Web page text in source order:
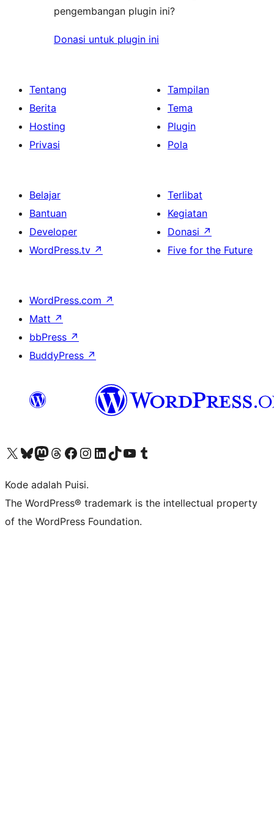
pengembangan plugin ini?
Donasi untuk plugin ini
Tentang
Berita
Hosting
Privasi
Tampilan
Tema
Plugin
Pola
Belajar
Bantuan
Developer
WordPress.tv ↗
Terlibat
Kegiatan
Donasi ↗
Five for the Future
WordPress.com ↗
Matt ↗
bbPress ↗
BuddyPress ↗
Kunjungi akun X (sebelumnya Twitter) kamiVisit our Bluesky account
Kunjungi akun Mastodon kami
Visit our Threads account
Kunjungi halaman Facebook kamiKunjungi akun Instagram kamiKunjungi akun LinkedIn kami
Visit our TikTok account
Kunjungi channel YouTube kamiVisit our Tumblr account
Kode adalah Puisi.
The WordPress® trademark is the intellectual property
of the WordPress Foundation.